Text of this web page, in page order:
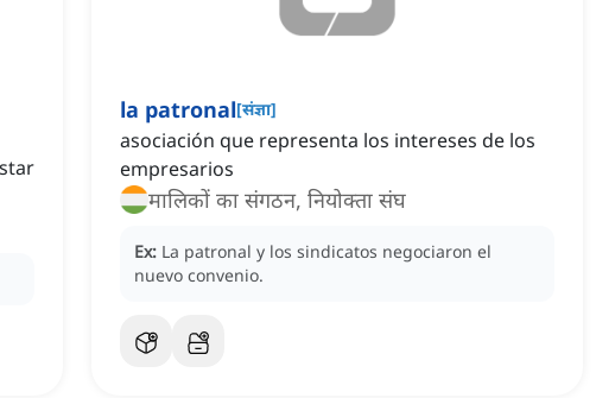
la patronal[संज्ञा]
asociación que representa los intereses de los
empresarios
मालिकों का संगठन, नियोक्ता संघ
Ex: La patronal y los sindicatos negociaron el
nuevo convenio.